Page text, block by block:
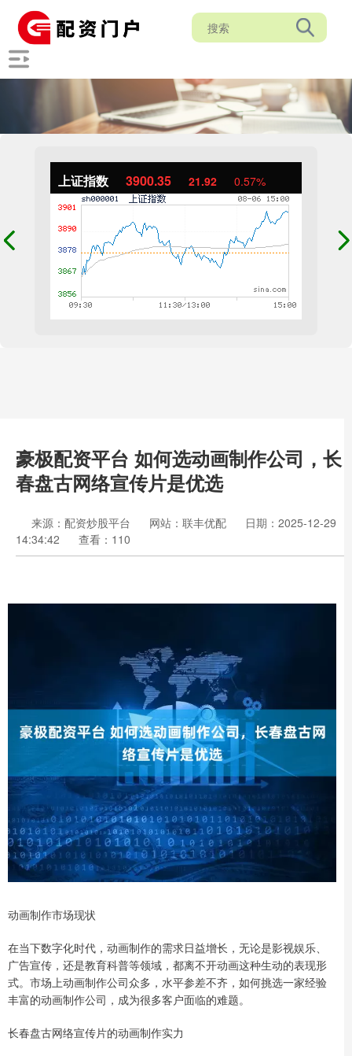
上证指数 3900.35 21.92 0.57%
豪极配资平台 如何选动画制作公司，长
春盘古网络宣传片是优选
来源：配资炒股平台 网站：联丰优配
日期：2025-12-29
14:34:42
查看：110
动画制作市场现状
在当下数字化时代，动画制作的需求日益增长，无论是影视娱乐、
广告宣传，还是教育科普等领域，都离不开动画这种生动的表现形
式。市场上动画制作公司众多，水平参差不齐，如何挑选一家经验
丰富的动画制作公司，成为很多客户面临的难题。
长春盘古网络宣传片的动画制作实力